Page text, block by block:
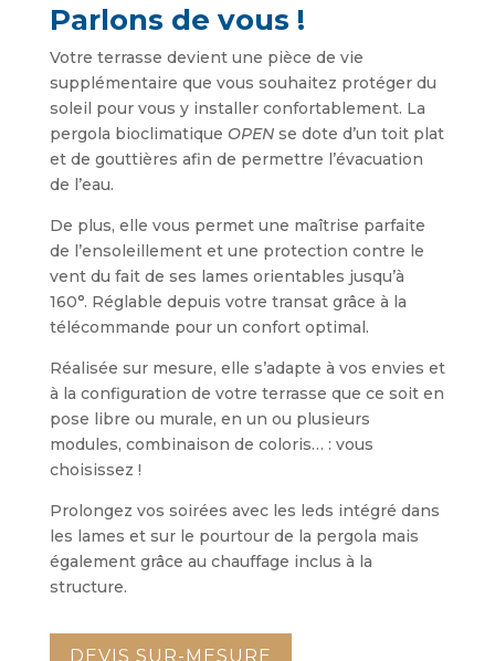
Parlons de vous !
Votre terrasse devient une pièce de vie
supplémentaire que vous souhaitez protéger du
soleil pour vous y installer confortablement. La
pergola bioclimatique OPENse dote d’un toit plat
et de gouttières afin de permettre l’évacuation
de l’eau.
De plus, elle vous permet une maîtrise parfaite
de l’ensoleillement et une protection contre le
vent du fait de ses lames orientables jusqu’à
160°. Réglable depuis votre transat grâce à la
télécommande pour un confort optimal.
Réalisée sur mesure, elle s’adapte à vos envies et
à la configuration de votre terrasse que ce soit en
pose libre ou murale, en un ou plusieurs
modules, combinaison de coloris… : vous
choisissez !
Prolongez vos soirées avec les leds intégré dans
les lames et sur le pourtour de la pergola mais
également grâce au chauffage inclus à la
structure.
DEVIS SUR-MESURE